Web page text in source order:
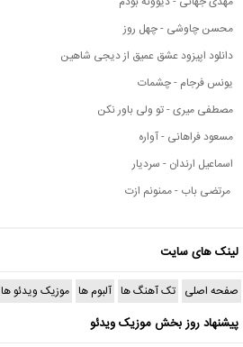
محسن چاوشی - چهل روز
دانلود اپیزود عشق عمیق از دیجی شاهین
یونس فرجام - چشمات
مصطفی میری - تو ولی باور نکن
مسعود فراهانی - آواره
اسماعیل ارندان - سردیار
مرتضی باب - ممنونم ازت
لینک های سایت
صفحه اصلی تک آهنگ ها آلبوم ها موزیک ویدئو ها
پیشنهاد روز بخش موزیک ویدئو